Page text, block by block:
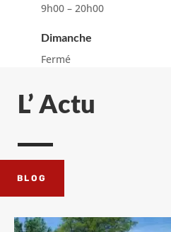
9h00 – 20h00
Dimanche
Fermé
L’ Actu
BLOG